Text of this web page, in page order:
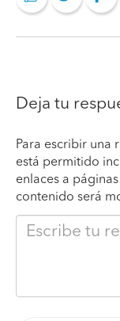
Deja tu
Para escribir una
está permitido
enlaces a
contenido será